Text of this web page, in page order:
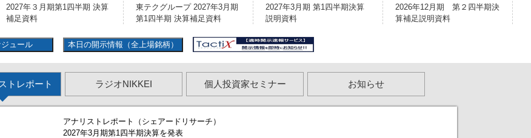
2027年３月期第1四半期 決算
補足資料
東テクグループ 2027年3月期
第1四半期 決算補足資料
2027年3月期 第1四半期決算
説明資料
2026年12月期 第２四半期決
算補足説明資料
ジュール 本日の開示情報（全上場銘柄）
トレポート ラジオNIKKEI 個人投資家セミナー お知らせ
アナリストレポート（シェアードリサーチ）
2027年3月期第1四半期決算を発表